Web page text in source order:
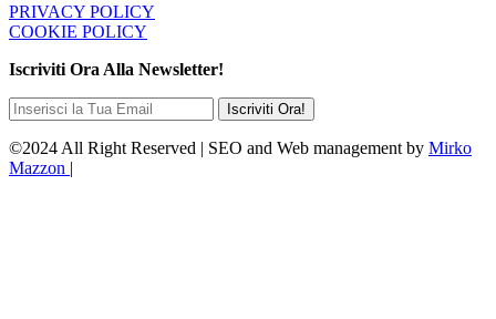
PRIVACY POLICY
COOKIE POLICY
Iscriviti Ora Alla Newsletter!
©2024 All Right Reserved | SEO and Web management by Mirko
Mazzon |